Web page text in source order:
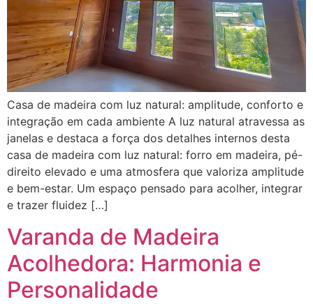
Casa de madeira com luz natural: amplitude, conforto e
integração em cada ambiente A luz natural atravessa as
janelas e destaca a força dos detalhes internos desta
casa de madeira com luz natural: forro em madeira, pé-
direito elevado e uma atmosfera que valoriza amplitude
e bem-estar. Um espaço pensado para acolher, integrar
e trazer fluidez […]
Varanda de Madeira
Acolhedora: Harmonia e
Personalidade